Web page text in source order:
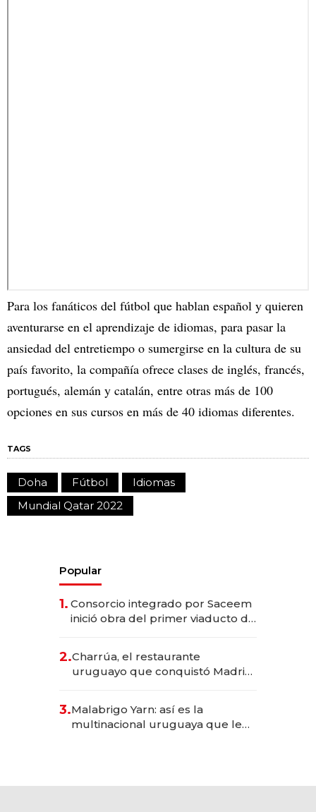
Para los fanáticos del fútbol que hablan español y quieren
aventurarse en el aprendizaje de idiomas, para pasar la
ansiedad del entretiempo o sumergirse en la cultura de su
país favorito, la compañía ofrece clases de inglés, francés,
portugués, alemán y catalán, entre otras más de 100
opciones en sus cursos en más de 40 idiomas diferentes.
TAGS
Doha Fútbol
Idiomas
Mundial Qatar 2022
Popular
1. Consorcio integrado por Saceem
inició obra del primer viaducto de
millones
2.Charrúa, el restaurante
uruguayo que conquistó Madrid:
anticipación y prepara apertura
3.Malabrigo Yarn: así es la
multinacional uruguaya que le